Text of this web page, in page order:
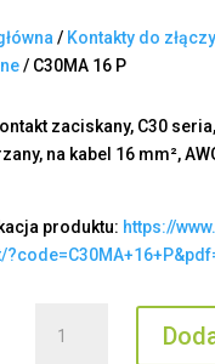
/ Kontakty do złączy
/ C30MA 16 P
zaciskany, C30
na kabel 16 mm²,
produktu: https://
C30MA